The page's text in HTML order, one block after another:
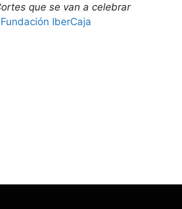
que se van a celebrar
IberCaja